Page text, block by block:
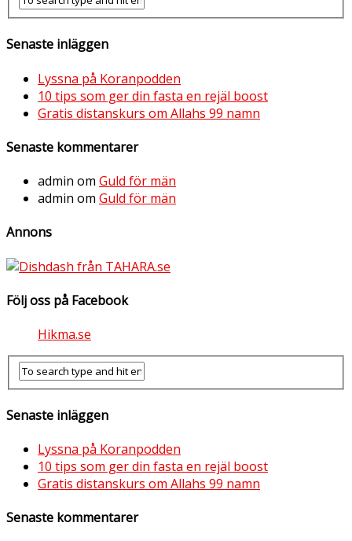
Senaste inläggen
Lyssna på Koranpodden
10 tips som ger din fasta en rejäl boost
Gratis distanskurs om Allahs 99 namn
Senaste kommentarer
admin om Guld för män
admin om Guld för män
Annons
Följ oss på Facebook
Hikma.se
Senaste inläggen
Lyssna på Koranpodden
10 tips som ger din fasta en rejäl boost
Gratis distanskurs om Allahs 99 namn
Senaste kommentarer